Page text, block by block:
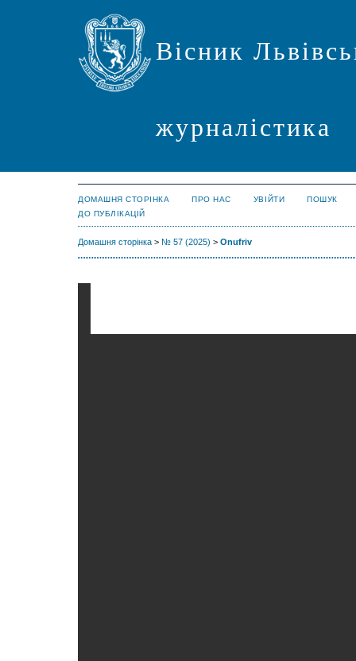
Вісник
журналістика
ДОМАШНЯ СТОРІНКА ПРО НАС УВІЙТИ
ПОШУК
ДО ПУБЛІКАЦІЙ
Домашня сторінка > № 57 (2025) > Onufriv